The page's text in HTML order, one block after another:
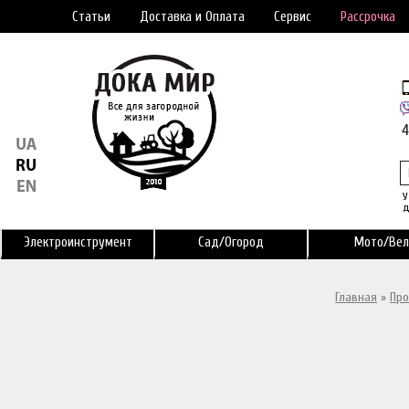
Статьи Доставка и Оплата Сервис Рассрочка
Электроинструмент Сад/Огород Мото/
Главная »